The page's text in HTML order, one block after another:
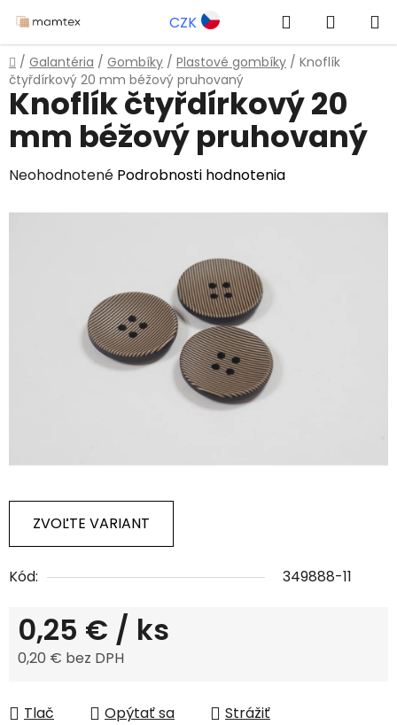
na
obsah
CZK Hľadať
KOŠÍK
Domov
/ Galantéria / Gombíky / Plastové gombíky / Knoflík
čtyřdírkový 20 mm béžový pruhovaný
ZVOĽTE VARIANT
Kód: 349888-11
0,25 € / ks
0,20 € bez DPH
Tlač
Opýtať sa Strážiť
Knoflík čtyřdírkový 20
mm béžový pruhovaný
Priemerné
Neohodnotené Podrobnosti hodnotenia